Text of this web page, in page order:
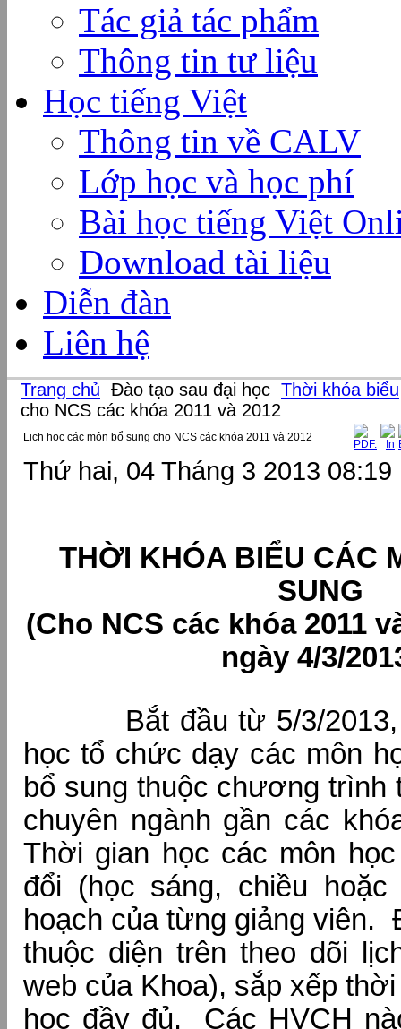
Tác giả tác phẩm
Thông tin tư liệu
Học tiếng Việt
Thông tin về CALV
Lớp học và học phí
Bài học tiếng Việt
Download tài liệu
Diễn đàn
Liên hệ
Trang chủ Đào tạo sau đại học Thời khóa biểu
cho NCS các khóa 2011 và 2012
Lịch học các môn bổ sung cho NCS các khóa 2011 và 2012
Thứ hai, 04 Tháng 3 2013 08:19
THỜI KHÓA BIỂU CÁC
SUNG
(Cho NCS các khóa 2011
ngày 4/3/
Bắt đầu từ 5/3/2013,
học tổ chức dạy các môn
bổ sung thuộc chương trình
chuyên ngành gần các
Thời gian học các môn
đổi (học sáng, chiều
hoạch của từng giảng viên.
thuộc diện trên theo dõi
web của Khoa), sắp xếp
học đầy đủ. Các HVCH